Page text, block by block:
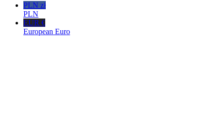
PLN zł
PLN
EUR €
European Euro